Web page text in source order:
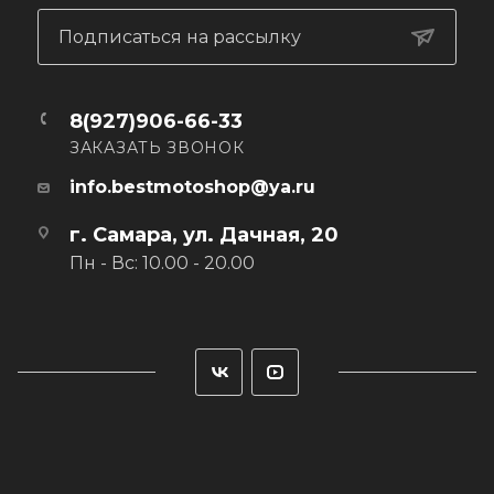
освещении не рекомендуется, так как не будет бликов
для отражения.
г. Самара, ул. Дачная, 20
Пн - Вс: 10.00 - 20.00
Подписаться на рассылку
8(927)906-66-33
ЗАКАЗАТЬ ЗВОНОК
info.bestmotoshop@ya.ru